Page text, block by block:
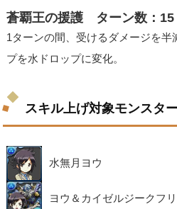
蒼覇王の援護 ターン数：
1ターンの間、受けるダメージを半
プを水ドロップに変化。
スキル上げ対象モンスタ
水無月ヨウ
ヨウ＆カイゼルジークフ